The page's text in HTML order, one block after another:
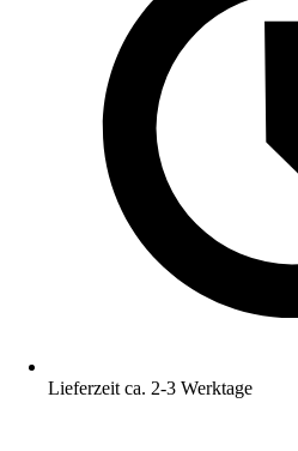
Lieferzeit ca. 2-3 Werktage